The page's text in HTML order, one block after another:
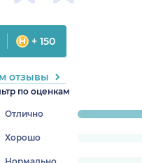
по оценкам
Отлично
progress:
Хорошо
+ 150
отзывы